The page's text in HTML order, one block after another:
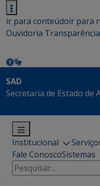
ir para conteúdoir para
Ouvidoria Transparência
SAD
Secretaria de Estado de
Institucional
Fale ConoscoSistemas
Pesquisar
por: